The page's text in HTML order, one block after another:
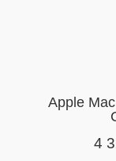
Apple
4